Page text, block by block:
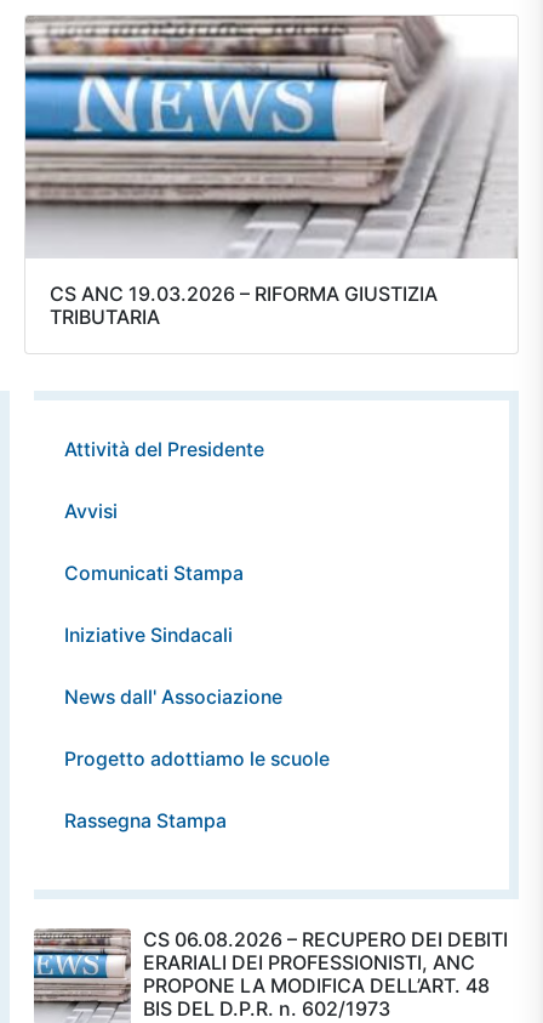
CS ANC 19.03.2026 – RIFORMA GIUSTIZIA
TRIBUTARIA
Attività del Presidente
Avvisi
Comunicati Stampa
Iniziative Sindacali
News dall' Associazione
Progetto adottiamo le scuole
Rassegna Stampa
CS 06.08.2026 – RECUPERO DEI DEBITI
ERARIALI DEI PROFESSIONISTI, ANC
PROPONE LA MODIFICA DELL’ART. 48
BIS DEL D.P.R. n. 602/1973